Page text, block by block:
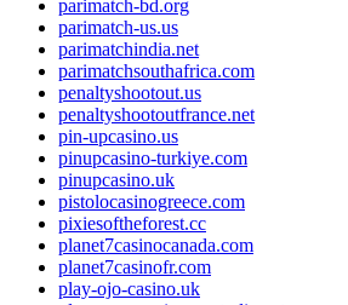
parimatch-bd.org
parimatch-us.us
parimatchindia.net
parimatchsouthafrica.com
penaltyshootout.us
penaltyshootoutfrance.net
pin-upcasino.us
pinupcasino-turkiye.com
pinupcasino.uk
pistolocasinogreece.com
pixiesoftheforest.cc
planet7casinocanada.com
planet7casinofr.com
play-ojo-casino.uk